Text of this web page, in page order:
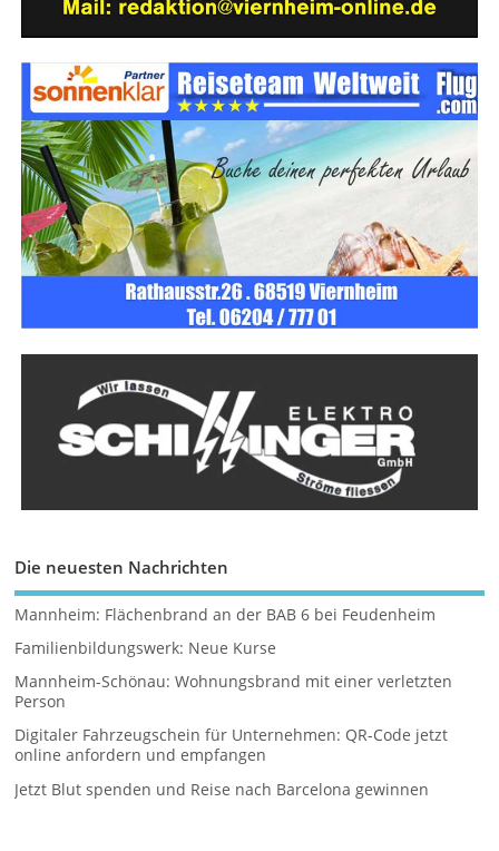
Die neuesten Nachrichten
Mannheim: Flächenbrand an der BAB 6 bei Feudenheim
Familienbildungswerk: Neue Kurse
Mannheim-Schönau: Wohnungsbrand mit einer verletzten
Person
Digitaler Fahrzeugschein für Unternehmen: QR-Code jetzt
online anfordern und empfangen
Jetzt Blut spenden und Reise nach Barcelona gewinnen